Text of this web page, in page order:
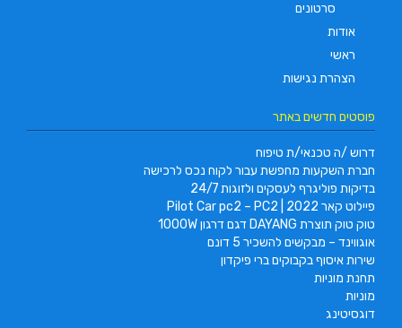
סרטונים
אודות
ראשי
הצהרת נגישות
פוסטים חדשים באתר
דרוש /ה טכנאי/ת טיפוח
חברת השקעות מחפשת עבור לקוח נכס לרכישה
בדיקות פוליגרף לעסקים ולזוגות 24/7
פיילוט קאר 2022 | Pilot Car pc2 – PC2
טוק טוק תוצרת DAYANG דגם דרגון 1000W
אוגווינד – מבקשים להשכיר 5 דונם
שירות איסוף בקבוקים ברי פיקדון
תחנת מוניות
מוניות
דוגסיטינג